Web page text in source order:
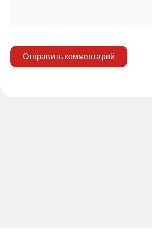
Отправить комментарий